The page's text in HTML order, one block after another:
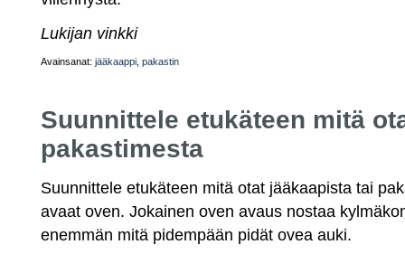
Lukijan vinkki
Avainsanat: jääkaappi pakastin
Suunnittele etukäteen mitä
pakastimesta
Suunnittele etukäteen mitä otat jääkaapista tai
avaat oven. Jokainen oven avaus nostaa
enemmän mitä pidempään pidät ovea auki.